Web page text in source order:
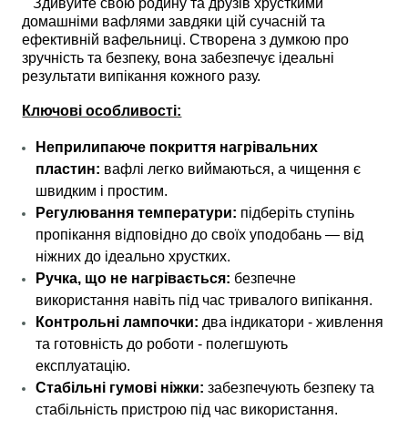
Здивуйте свою родину та друзів хрусткими
домашніми вафлями завдяки цій сучасній та
ефективній вафельниці. Створена з думкою про
зручність та безпеку, вона забезпечує ідеальні
результати випікання кожного разу.
Ключові особливості:
Неприлипаюче покриття нагрівальних
пластин: вафлі легко виймаються, а чищення є
швидким і простим.
Регулювання температури: підберіть ступінь
пропікання відповідно до своїх уподобань — від
ніжних до ідеально хрустких.
Ручка, що не нагрівається: безпечне
використання навіть під час тривалого випікання.
Контрольні лампочки: два індикатори - живлення
та готовність до роботи - полегшують
експлуатацію.
Стабільні гумові ніжки: забезпечують безпеку та
стабільність пристрою під час використання.